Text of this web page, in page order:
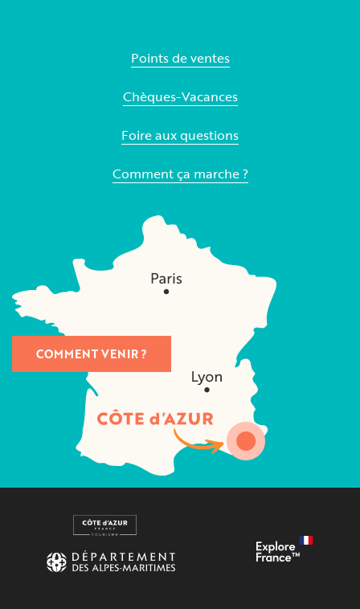
Points de ventes
Chèques-Vacances
Foire aux questions
Comment ça marche ?
COMMENT VENIR ?